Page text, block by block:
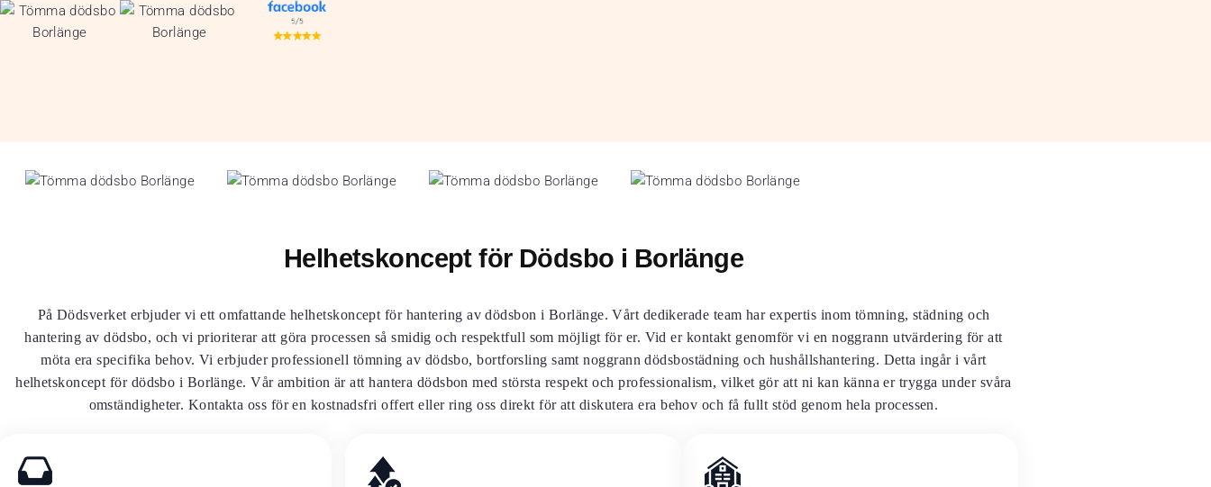
Helhetskoncept för Dödsbo i Borlänge
På Dödsverket erbjuder vi ett omfattande helhetskoncept för hantering av dödsbon i Borlänge. Vårt dedikerade team har expertis inom tömning, städning och
hantering av dödsbo, och vi prioriterar att göra processen så smidig och respektfull som möjligt för er. Vid er kontakt genomför vi en noggrann utvärdering för att
möta era specifika behov. Vi erbjuder professionell tömning av dödsbo, bortforsling samt noggrann dödsbostädning och hushållshantering. Detta ingår i vårt
helhetskoncept för dödsbo i Borlänge. Vår ambition är att hantera dödsbon med största respekt och professionalism, vilket gör att ni kan känna er trygga under svåra
omständigheter. Kontakta oss för en kostnadsfri offert eller ring oss direkt för att diskutera era behov och få fullt stöd genom hela processen.